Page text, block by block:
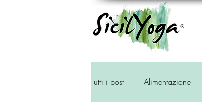
®
Tutti i post Alimentazione